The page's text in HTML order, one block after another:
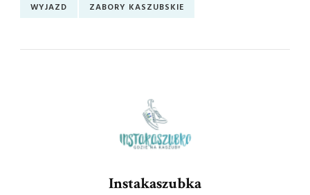
WYJAZD
ZABORY KASZUBSKIE
Instakaszubka